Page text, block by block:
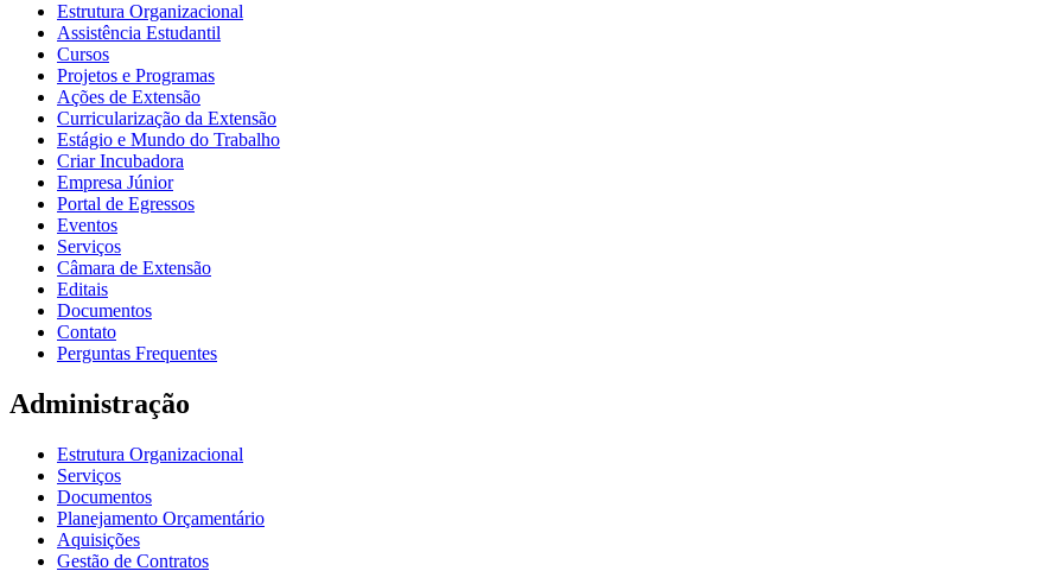
Estrutura Organizacional
Assistência Estudantil
Cursos
Projetos e Programas
Ações de Extensão
Curricularização da Extensão
Estágio e Mundo do Trabalho
Criar Incubadora
Empresa Júnior
Portal de Egressos
Eventos
Serviços
Câmara de Extensão
Editais
Documentos
Contato
Perguntas Frequentes
Administração
Estrutura Organizacional
Serviços
Documentos
Planejamento Orçamentário
Aquisições
Gestão de Contratos